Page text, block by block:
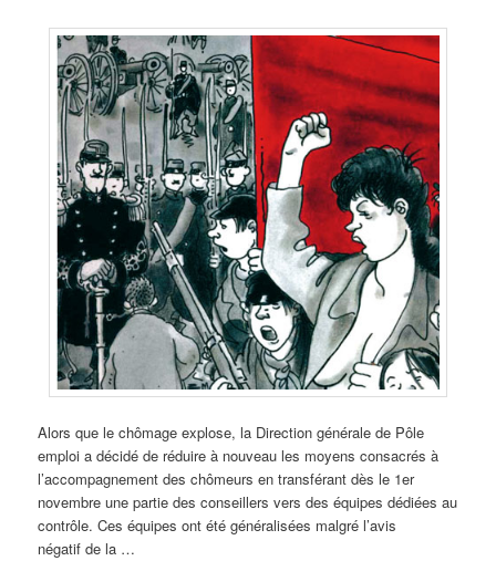
Alors que le chômage explose, la Direction générale de Pôle
emploi a décidé de réduire à nouveau les moyens consacrés à
l’accompagnement des chômeurs en transférant dès le 1er
novembre une partie des conseillers vers des équipes dédiées au
contrôle. Ces équipes ont été généralisées malgré l’avis
négatif de la …